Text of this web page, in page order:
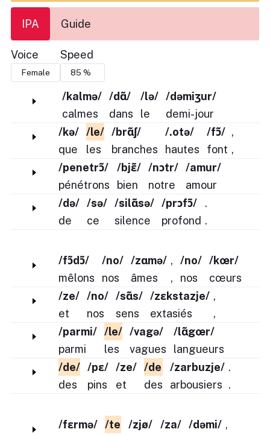
IPA Guide
Voice Speed
/kalmə/
calmes
/dɑ̃/
dans
/lə/
le
/dəmiʒur/
demi-jour
/kə/
que
/le/
les
/brɑ̃ʃ/
branches
/.otə/
hautes
/fɔ̃/
font
,
,
/penetrɔ̃/
pénétrons
/bjɛ̃/
bien
/nɔtr/
notre
/amur/
amour
/də/
de
/sə/
ce
/silɑ̃sə/
silence
/prɔfɔ̃/
profond
.
.
/fɔ̃dɔ̃/
mêlons
/no/
nos
/zɑmə/
âmes
,
,
/no/
nos
/kœr/
cœurs
/ze/
et
/no/
nos
/sɑ̃s/
sens
/zɛkstazje/
extasiés
,
,
/parmi/
parmi
/le/
les
/vagə/
vagues
/lɑ̃gœr/
langueurs
/de/
des
/pɛ/
pins
/ze/
et
/de
des
/zarbuzje/
arbousiers
.
.
/fɛrmə/ /te
/zjø/
/za/ /dəmi/ ,